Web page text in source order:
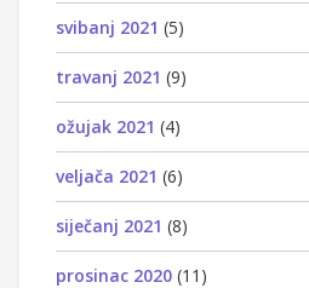
svibanj 2021 (5)
travanj 2021 (9)
ožujak 2021 (4)
veljača 2021 (6)
siječanj 2021 (8)
prosinac 2020 (11)